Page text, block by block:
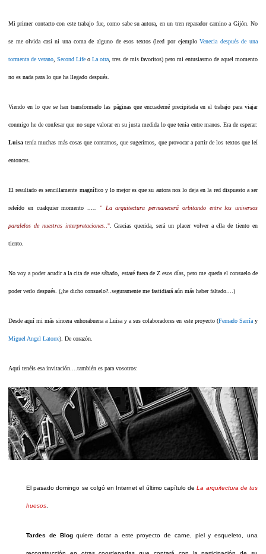
Mi primer contacto con este trabajo fue, como sabe su autora, en un tren reparador camino a Gijón. No
se me olvida casi ni una coma de alguno de esos textos (leed por ejemploVenecia después de una
tormenta de verano ,Second Life oLa otra , tres de mis favoritos) pero mi entusiasmo de aquel momento
no es nada para lo que ha llegado después.
Viendo en lo que se han transformado las páginas que encuaderné precipitada en el trabajo para viajar
conmigo he de confesar que no supe valorar en su justa medida lo que tenía entre manos. Era de esperar:
Luisa tenía muchas más cosas que contarnos, que sugerirnos, que provocar a partir de los textos que leí
entonces.
El resultado es sencillamente magnífico y lo mejor es que su autora nos lo deja en la red dispuesto a ser
releído en cualquier momento ... " La arquitectura permanecerá orbitando entre los universos
paralelos de nuestras interpretaciones..". Gracias querida, será un placer volver a ella de tiento en
tiento.
No voy a poder acudir a la cita de este sábado, estaré fuera de Z esos días, pero me queda el consuelo de
poder verlo después. (¿he dicho consuelo?..seguramente me fastidiará aún más haber faltado....)
Desde aquí mi más sincera enhorabuena a Luisa y a sus colaboradores en este proyecto (Fernado Sarríay
Miguel Angel Latorre). De corazón.
Aquí tenéis esa invitación....también es para vosotros:
El pasado domingo se colgó en Internet el último capítulo deLa arquitectura de tus
huesos
Tardes de Blogquiere dotar a este proyecto de carne, piel y esqueleto, una